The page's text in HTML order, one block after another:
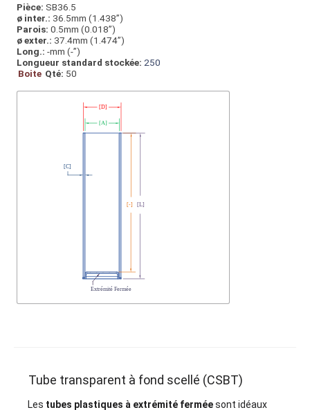
Pièce: SB36.5
ø inter.: 36.5mm (1.438”)
Parois: 0.5mm (0.018”)
ø exter.: 37.4mm (1.474”)
Long.: -mm (-”)
Longueur standard stockée: 250
Boite Qté: 50
Tube transparent à fond scellé (CSBT)
Les tubes plastiques à extrémité ferméesont idéaux